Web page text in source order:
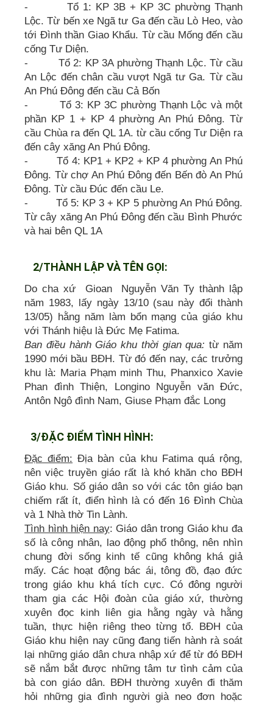
- Tổ 1: KP 3B + KP 3C phường Thạnh
Lộc. Từ bến xe Ngã tư Ga đến cầu Lò Heo, vào
tới Đình thần Giao Khẩu. Từ cầu Mống đến cầu
cống Tư Diện.
- Tổ 2: KP 3A phường Thạnh Lộc. Từ cầu
An Lộc đến chân cầu vượt Ngã tư Ga. Từ cầu
An Phú Đông đến cầu Cả Bốn
- Tổ 3: KP 3C phường Thạnh Lộc và một
phần KP 1 + KP 4 phường An Phú Đông. Từ
cầu Chùa ra đến QL 1A. từ cầu cống Tư Diện ra
đến cây xăng An Phú Đông.
- Tổ 4: KP1 + KP2 + KP 4 phường An Phú
Đông. Từ chợ An Phú Đông đến Bến đò An Phú
Đông. Từ cầu Đúc đến cầu Le.
- Tổ 5: KP 3 + KP 5 phường An Phú Đông.
Từ cây xăng An Phú Đông đến cầu Bình Phước
và hai bên QL 1A
2/THÀNH LẬP VÀ TÊN GỌI:
Do cha xứ Gioan Nguyễn Văn Ty thành lập
năm 1983, lấy ngày 13/10 (sau này đổi thành
13/05) hằng năm làm bổn mạng của giáo khu
với Thánh hiệu là Đức Mẹ Fatima.
Ban điều hành Giáo khu thời gian qua:từ năm
1990 mới bầu BĐH. Từ đó đến nay, các trưởng
khu là: Maria Phạm minh Thu, Phanxico Xavie
Phan đình Thiện, Longino Nguyễn văn Đức,
Antôn Ngô đình Nam, Giuse Phạm đắc Long
3/ĐẶC ĐIỂM TÌNH HÌNH:
Đặc điểm: Địa bàn của khu Fatima quá rộng,
nên việc truyền giáo rất là khó khăn cho BĐH
Giáo khu. Số giáo dân so với các tôn giáo bạn
chiếm rất ít, điển hình là có đến 16 Đình Chùa
và 1 Nhà thờ Tin Lành.
Tình hình hiện nay: Giáo dân trong Giáo khu đa
số là công nhân, lao động phổ thông, nên nhìn
chung đời sống kinh tế cũng không khá giả
mấy. Các hoạt động bác ái, tông đồ, đạo đức
trong giáo khu khá tích cực. Có đông người
tham gia các Hội đoàn của giáo xứ, thường
xuyên đọc kinh liên gia hằng ngày và hằng
tuần, thực hiện riêng theo từng tổ. BĐH của
Giáo khu hiện nay cũng đang tiến hành rà soát
lại những giáo dân chưa nhập xứ để từ đó BĐH
sẽ nắm bắt được những tâm tư tình cảm của
bà con giáo dân. BĐH thường xuyên đi thăm
hỏi những gia đình người già neo đơn hoặc